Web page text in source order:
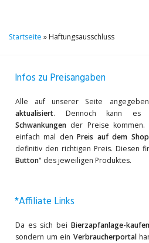
Startseite »Haftungsausschluss
Infos zu Preisangaben
Alle auf unserer Seite
aktualisiert. Dennoch kann es
Schwankungen der Preise
einfach mal denPreis auf dem
definitiv den richtigen Preis. Diesen
Button" des jeweiligen Produktes.
*Affiliate Links
Da es sich bei Bierzapfanlage-
sondern um ein Verbraucherportal